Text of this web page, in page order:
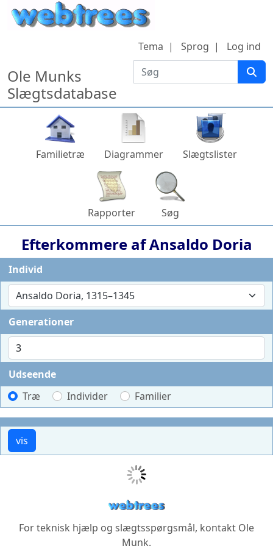
Hop til indhold
Ole Munks
Slægtsdatabase
Søg
Tema Sprog Log ind
Familietræ Diagrammer Slægtslister
Rapporter Søg
Efterkommere afAnsaldo Doria
Individ
Ansaldo Doria, 1315–1345
Generationer
Udseende
Træ
Individer Familier
For teknisk hjælp og slægtsspørgsmål, kontakt Ole
Munk.